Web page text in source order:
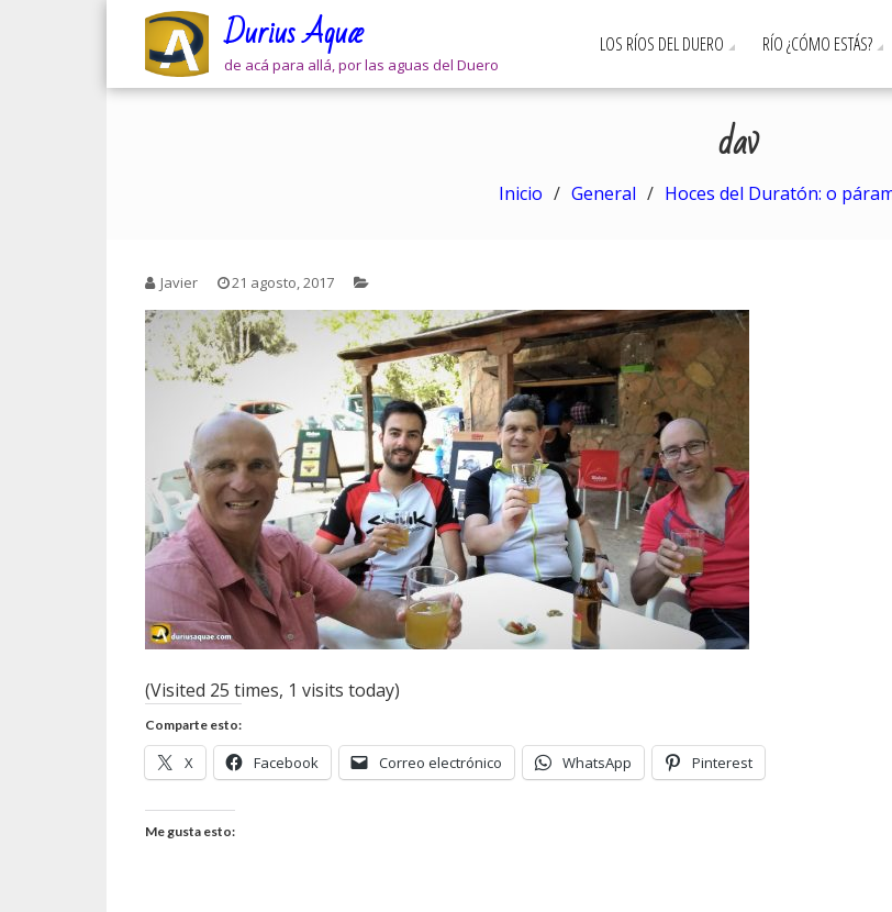
Durius Aquæ
de acá para allá, por las aguas del Duero
LOS RÍOS DEL DUERO RÍO ¿CÓMO ESTÁS?
dav
Inicio General Hoces del Duratón: o
Javier 21 agosto, 2017
(Visited 25 times, 1 visits today)
Comparte esto:
X Facebook Correo electrónico WhatsApp Pinterest
Me gusta esto: